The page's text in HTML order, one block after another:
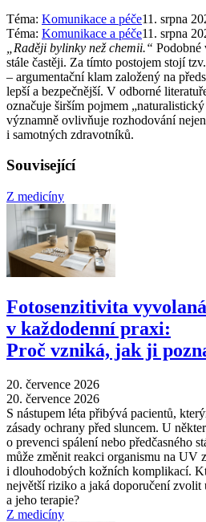
Téma: Komunikace a péče11. srpna
Téma: Komunikace a péče11. srpna
„Raději bylinky než chemii.“ Podobné
stále častěji. Za tímto postojem stojí tzv.
–⁠ argumentační klam založený na
lepší a bezpečnější. V odborné
označuje širším pojmem
významně ovlivňuje rozhodování
i samotných zdravotníků.
Související
Z medicíny
Fotosenzitivita
v každodenní praxi:
Proč vzniká, jak ji
20. července 2026
20. července 2026
S nástupem léta přibývá pacientů,
zásady ochrany před sluncem. U
o prevenci spálení nebo předčasného
může změnit reakci organismu na UV
i dlouhodobých kožních komplikací.
největší riziko a jaká doporučení zvolit
a jeho terapie?
Z medicíny